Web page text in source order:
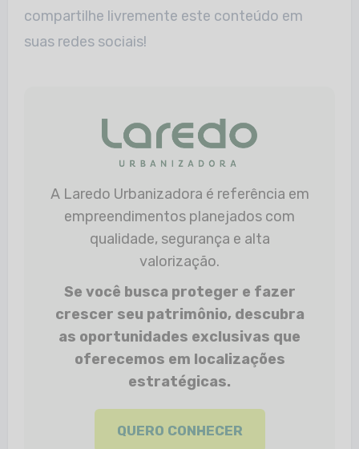
compartilhe livremente este conteúdo em
suas redes sociais!
A Laredo Urbanizadora é referência em
empreendimentos planejados com
qualidade, segurança e alta
valorização.
Se você busca proteger e fazer
crescer seu patrimônio, descubra
as oportunidades exclusivas que
oferecemos em localizações
estratégicas.
QUERO CONHECER